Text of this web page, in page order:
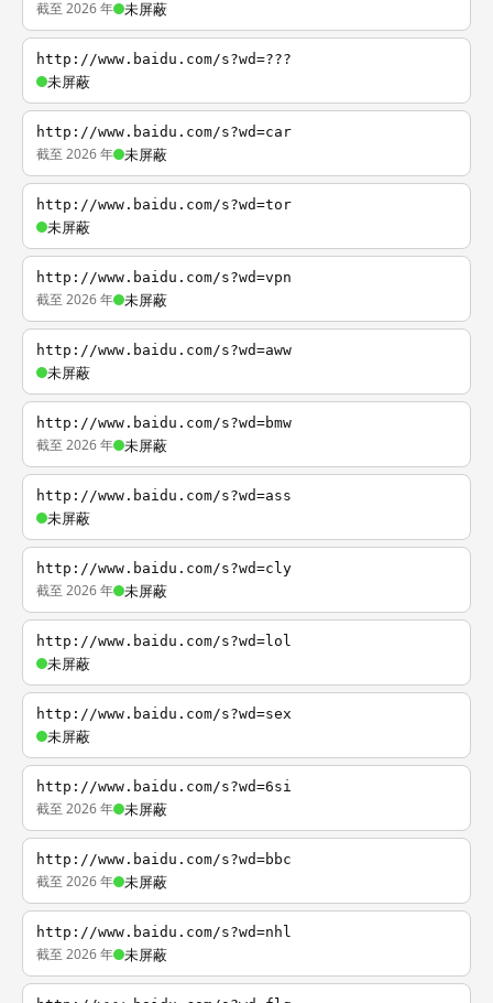
截至 2026 年 未屏蔽
http://www.baidu.com/s?wd=???
未屏蔽
http://www.baidu.com/s?wd=car
截至 2026 年 未屏蔽
http://www.baidu.com/s?wd=tor
未屏蔽
http://www.baidu.com/s?wd=vpn
截至 2026 年 未屏蔽
http://www.baidu.com/s?wd=aww
未屏蔽
http://www.baidu.com/s?wd=bmw
截至 2026 年 未屏蔽
http://www.baidu.com/s?wd=ass
未屏蔽
http://www.baidu.com/s?wd=cly
截至 2026 年 未屏蔽
http://www.baidu.com/s?wd=lol
未屏蔽
http://www.baidu.com/s?wd=sex
未屏蔽
http://www.baidu.com/s?wd=6si
截至 2026 年 未屏蔽
http://www.baidu.com/s?wd=bbc
截至 2026 年 未屏蔽
http://www.baidu.com/s?wd=nhl
截至 2026 年 未屏蔽